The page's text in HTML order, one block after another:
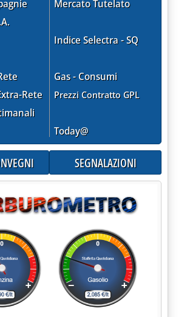
Rete
Mercato Tutelato
Indice Selectra - SQ
Gas - Consumi
Prezzi Contratto GPL
Today@
SEGNALAZIONI